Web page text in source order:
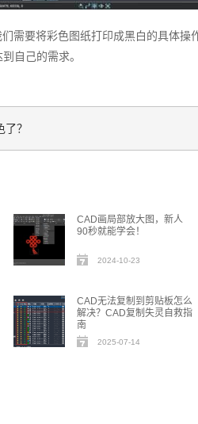
需要将彩色图纸打印成黑白的具体
自己的需求。
？
CAD画局部放大图，新人
90秒就能学会！
2024-10-23
CAD无法复制到剪贴板怎么
解决？CAD复制失灵自救指
南
2025-07-14